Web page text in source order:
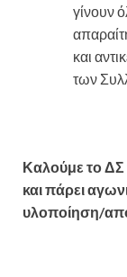
γίνουν
και
των
Καλούμε το ΔΣ
και πάρει
υλοποίηση/